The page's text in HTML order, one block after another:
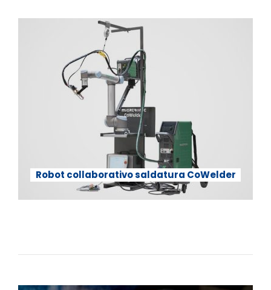
Robot collaborativo saldatura CoWelder